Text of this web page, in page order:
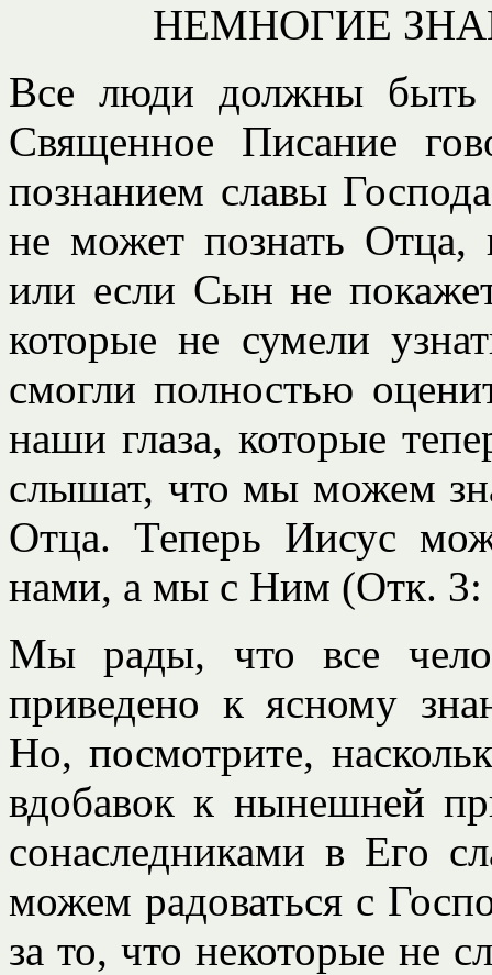
НЕМНОГИЕ
Все люди должны быть
Священное Писание
познанием славы
не может познать Отца,
или если Сын не
которые не сумели
смогли полностью
наши глаза, которые
слышат, что мы можем
Отца. Теперь Иисус
нами, а мы с Ним (Отк. 3:
Мы рады, что все
приведено к ясному
Но, посмотрите,
вдобавок к нынешней
сонаследниками в Его
можем радоваться с
за то, что некоторые не